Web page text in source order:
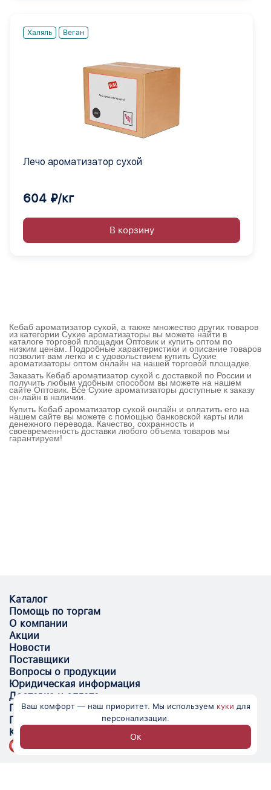
Халяль Веган
Лечо ароматизатор сухой
604 ₽/кг
В корзину
Кебаб ароматизатор сухой, а также множество других товаров
из категории Сухие ароматизаторы вы можете найти в
каталоге торговой площадки Оптовик и купить оптом по
низким ценам. Подробные характеристики и описание товаров
позволит вам легко и с удовольствием купить Сухие
ароматизаторы оптом онлайн на нашей торговой площадке.
Заказать Кебаб ароматизатор сухой с доставкой по России и
получить любым удобным способом вы можете на нашем
сайте Оптовик. Все Сухие ароматизаторы доступные к заказу
он-лайн в наличии.
Купить Кебаб ароматизатор сухой онлайн и оплатить его на
нашем сайте вы можете с помощью банковской карты или
денежного перевода. Качество, сохранность и
своевременность доставки любого объема товаров мы
гарантируем!
Каталог
Помощь по торгам
О компании
Акции
Новости
Поставщики
Вопросы о продукции
Юридическая информация
Доставка и оплата
Поставщикам
Помощь
Контакты
Ваш комфорт — наш приоритет. Мы используем куки для
персонализации.
Ок